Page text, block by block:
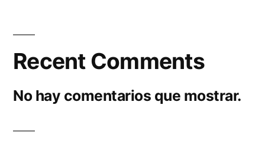
Recent Comments
No hay comentarios que mostrar.